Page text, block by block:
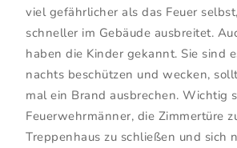
viel gefährlicher als das Feuer
schneller im Gebäude ausbreitet.
haben die Kinder gekannt. Sie sind
nachts beschützen und wecken,
mal ein Brand ausbrechen. Wichtig
Feuerwehrmänner, die Zimmertüre
Treppenhaus zu schließen und sich